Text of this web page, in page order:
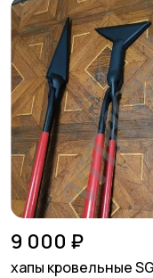
9 000 ₽
хапы кровельные